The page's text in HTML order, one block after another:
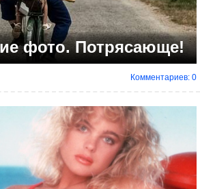
фото. Потрясающе!
Комментариев: 0